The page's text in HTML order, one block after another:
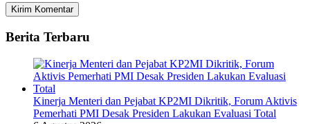
Berita Terbaru
Kinerja Menteri dan Pejabat KP2MI Dikritik, Forum Aktivis
Pemerhati PMI Desak Presiden Lakukan Evaluasi Total